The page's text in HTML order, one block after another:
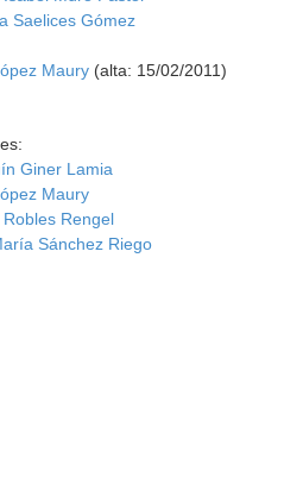
Saelices Gómez
Maury (alta: 15/02/2011)
Giner Lamia
Maury
Rengel
Sánchez Riego